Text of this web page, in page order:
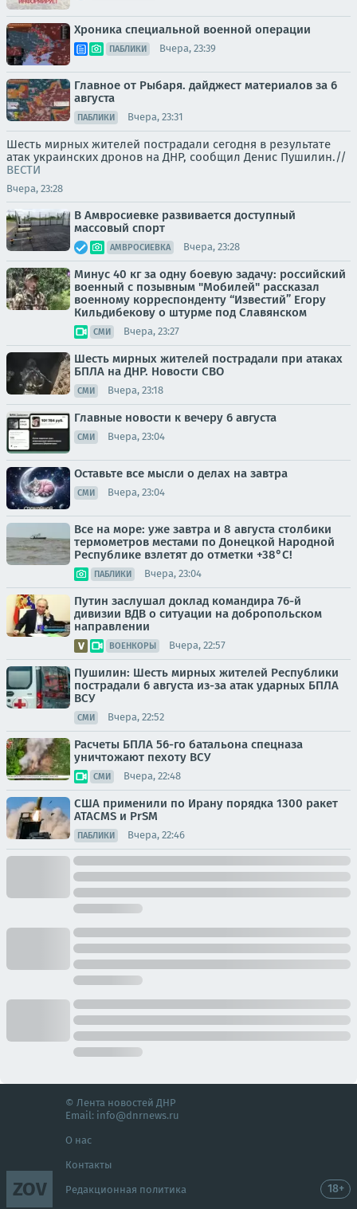
Хроника специальной военной операции
ПАБЛИКИ Вчера, 23:39
Главное от Рыбаря. дайджест материалов за 6
августа
ПАБЛИКИ Вчера, 23:31
Шесть мирных жителей пострадали сегодня в результате
атак украинских дронов на ДНР, сообщил Денис Пушилин.//
ВЕСТИ
Вчера, 23:28
В Амвросиевке развивается доступный
массовый спорт
АМВРОСИЕВКА Вчера, 23:28
Минус 40 кг за одну боевую задачу: российский
военный с позывным "Мобилей" рассказал
военному корреспонденту “Известий” Егору
Кильдибекову о штурме под Славянском
СМИ Вчера, 23:27
Шесть мирных жителей пострадали при атаках
БПЛА на ДНР. Новости СВО
СМИ Вчера, 23:18
Главные новости к вечеру 6 августа
СМИ Вчера, 23:04
Оставьте все мысли о делах на завтра
СМИ Вчера, 23:04
Все на море: уже завтра и 8 августа столбики
термометров местами по Донецкой Народной
Республике взлетят до отметки +38°C!
ПАБЛИКИ Вчера, 23:04
Путин заслушал доклад командира 76-й
дивизии ВДВ о ситуации на добропольском
направлении
ВОЕНКОРЫ Вчера, 22:57
Пушилин: Шесть мирных жителей Республики
пострадали 6 августа из-за атак ударных БПЛА
ВСУ
СМИ Вчера, 22:52
Расчеты БПЛА 56-го батальона спецназа
уничтожают пехоту ВСУ
СМИ Вчера, 22:48
США применили по Ирану порядка 1300 ракет
ATACMS и PrSM
ПАБЛИКИ Вчера, 22:46
ZOV
© Лента новостей ДНР
Email: info@dnrnews.ru
О нас
Контакты
Редакционная политика 18+